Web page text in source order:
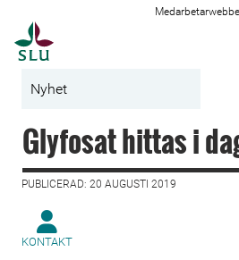
Nyhet
Glyfosat hittas i
PUBLICERAD: 20 AUGUSTI 2019
KONTAKT